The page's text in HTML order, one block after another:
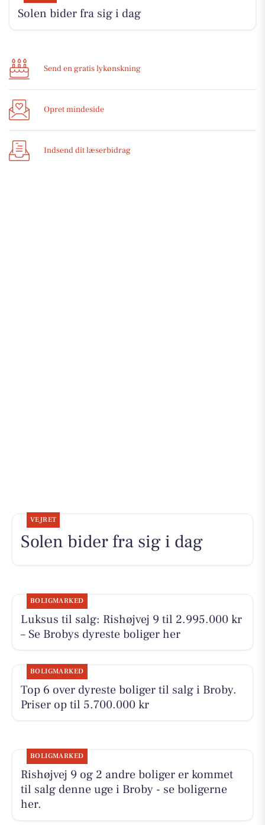
Solen bider fra sig i dag
Send en gratis lykønskning
Opret mindeside
Indsend dit læserbidrag
VEJRET
Solen bider fra sig i dag
BOLIGMARKED
Luksus til salg: Rishøjvej 9 til 2.995.000 kr
– Se Brobys dyreste boliger her
BOLIGMARKED
Top 6 over dyreste boliger til salg i Broby.
Priser op til 5.700.000 kr
BOLIGMARKED
Rishøjvej 9 og 2 andre boliger er kommet
til salg denne uge i Broby - se boligerne
her.